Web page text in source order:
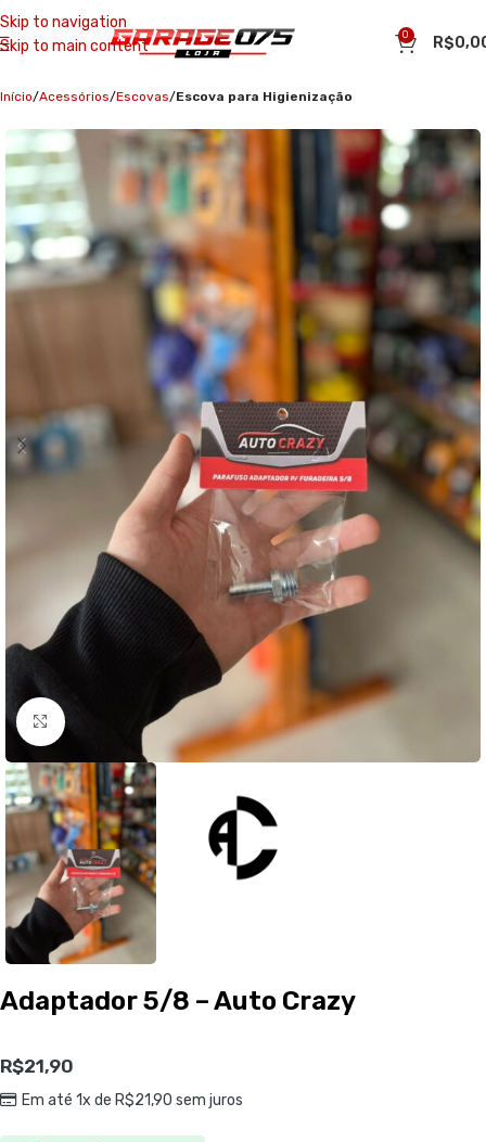
Skip to navigation
Skip to main content
0 R$
Início Acessórios Escovas Escova para Higienização
Clique para ampliar
Adaptador 5/8 – Auto Crazy
R$21,90
Em até 1x de R$21,90 sem juros